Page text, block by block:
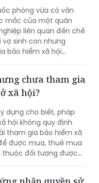
liên quan đến chế
vợ sinh con nhưng
bảo hiểm xã hội
chưa tham gia
dựng cho biết, pháp
hội không quy định
tham gia bảo hiểm xã
được mua, thuê mua
đối tượng được
và đáp ứng các yêu
nhập theo quy định
nhận quyền sử